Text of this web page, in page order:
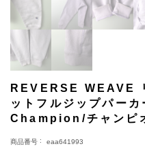
REVERSE WEAVE
ットフルジップパーカ
Champion/チャンピ
商品番号 eaa641993